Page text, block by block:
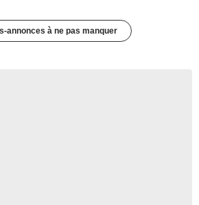
annonces à ne pas manquer